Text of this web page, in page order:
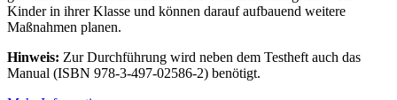
Kinder in ihrer Klasse und können darauf aufbauend weitere
Maßnahmen planen.
Hinweis: Zur Durchführung wird neben dem Testheft auch das
Manual (ISBN 978-3-497-02586-2) benötigt.